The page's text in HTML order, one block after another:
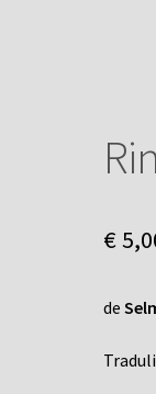
€
de